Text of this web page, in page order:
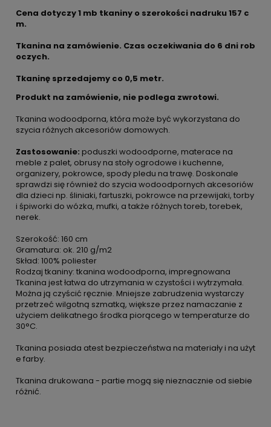
Cena dotyczy 1 mb tkaniny o szerokości nadruku 157 c
m.
Tkanina na zamówienie. Czas oczekiwania do 6 dni rob
oczych.
Tkaninę sprzedajemy co 0,5 metr.
Produkt na zamówienie, nie podlega zwrotowi.
Tkanina wodoodporna, która może być wykorzystana do
szycia różnych akcesoriów domowych.
Zastosowanie: poduszki wodoodporne, materace na
meble z palet, obrusy na stoły ogrodowe i kuchenne,
organizery, pokrowce, spody pledu na trawę. Doskonale
sprawdzi się również do szycia wodoodpornych akcesoriów
dla dzieci np. śliniaki, fartuszki, pokrowce na przewijaki, torby
i śpiworki do wózka, mufki, a także różnych toreb, torebek,
nerek.
Szerokość: 160 cm
Gramatura: ok. 210 g/m2
Skład: 100% poliester
Rodzaj tkaniny: tkanina wodoodporna, impregnowana
Tkanina jest łatwa do utrzymania w czystości i wytrzymała.
Można ją czyścić ręcznie. Mniejsze zabrudzenia wystarczy
przetrzeć wilgotną szmatką, większe przez namaczanie z
użyciem delikatnego środka piorącego w temperaturze do
30°C.
Tkanina posiada atest bezpieczeństwa na materiały i na użyt
e farby.
Tkanina drukowana - partie mogą się nieznacznie od siebie
różnić.